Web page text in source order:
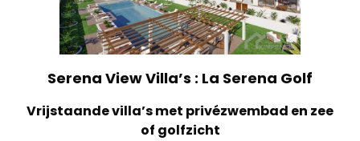
Serena View Villa’s : La Serena Golf
Vrijstaande villa’s met privézwembad en zee
of golfzicht